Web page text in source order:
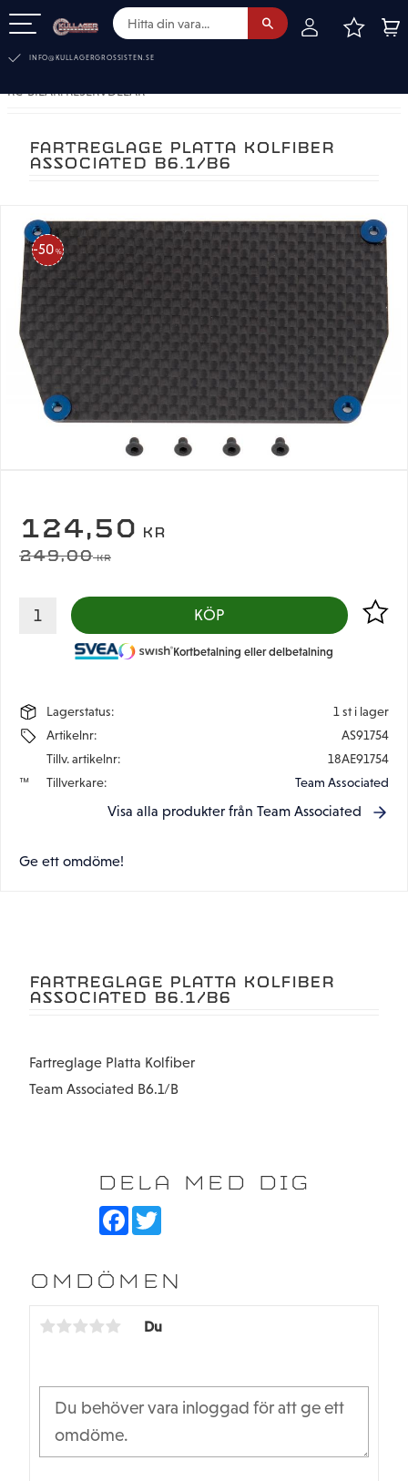
INFO@KULLAGERGROSSISTEN.SE
RC-BILAR. RESERVDELAR
FARTREGLAGE PLATTA KOLFIBER
ASSOCIATED B6.1/B6
50 %
NEDSATT PRIS:
124,50 KR
ORDINARIE PRIS:
249,00KR
KÖP Lägg
Kortbetalning eller delbetalning
Lagerstatus
1 st i lager
Artikelnr
AS91754
Tillv. artikelnr
18AE91754
Tillverkare
Team Associated
Visa alla produkter från Team Associated
Ge ett omdöme!
FARTREGLAGE PLATTA KOLFIBER
ASSOCIATED B6.1/B6
Fartreglage Platta Kolfiber
Team Associated B6.1/B
DELA MED DIG
F
b
o
T
t
e
OMDÖMEN
Du